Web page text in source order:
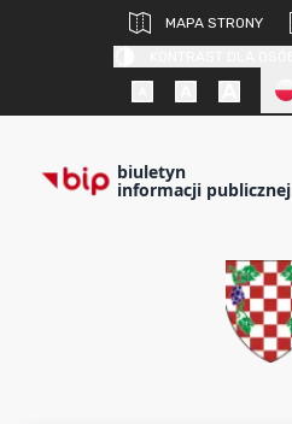
MAPA STRONY
biuletyn
informacji publicznej